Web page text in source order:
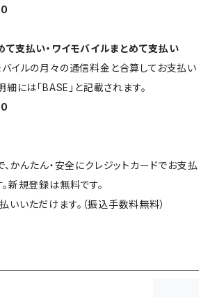
支払い・ワイモバイルまとめて支払い
バイルの月々の通信料金と合算してお支払い
には「BASE」と記載されます。
かんたん・安全にクレジットカードでお支払
新規登録は無料です。
いただけます。（振込手数料無料）